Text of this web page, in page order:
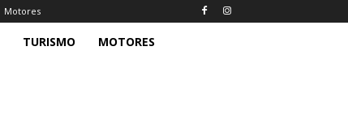
Motores
TURISMO MOTORES